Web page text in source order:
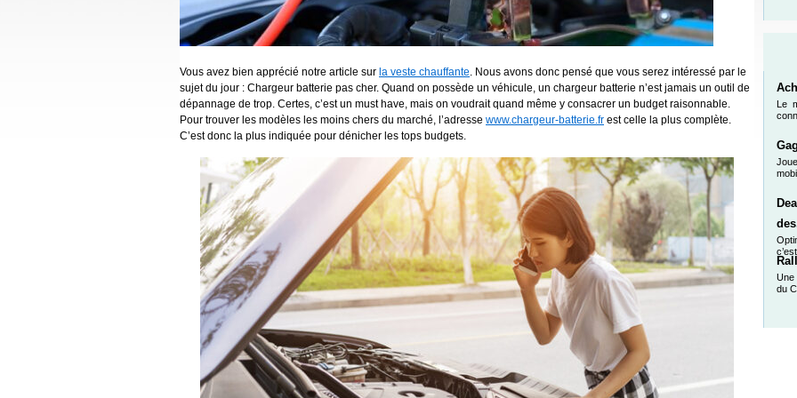
Vous avez bien apprécié notre article sur la veste chauffante. Nous avons donc pensé que vous serez intéressé par le
sujet du jour : Chargeur batterie pas cher. Quand on possède un véhicule, un chargeur batterie n’est jamais un outil de
dépannage de trop. Certes, c’est un must have, mais on voudrait quand même y consacrer un budget raisonnable.
Pour trouver les modèles les moins chers du marché, l’adresse www.chargeur-batterie.fr est celle la plus complète.
C’est donc la plus indiquée pour dénicher les tops budgets.
Le
Une
du